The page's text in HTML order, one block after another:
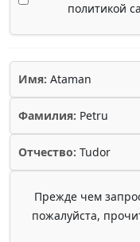
политикой
Имя: Ataman
Фамилия: Petru
Отчество: Tudor
Прежде чем
пожалуйста,